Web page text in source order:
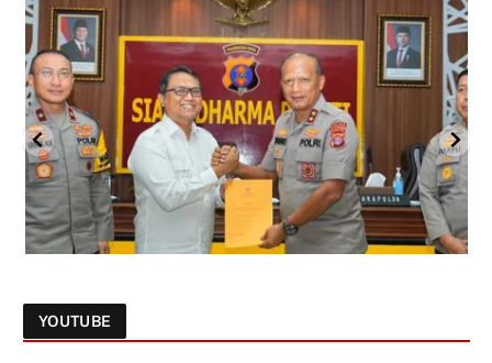
YOUTUBE